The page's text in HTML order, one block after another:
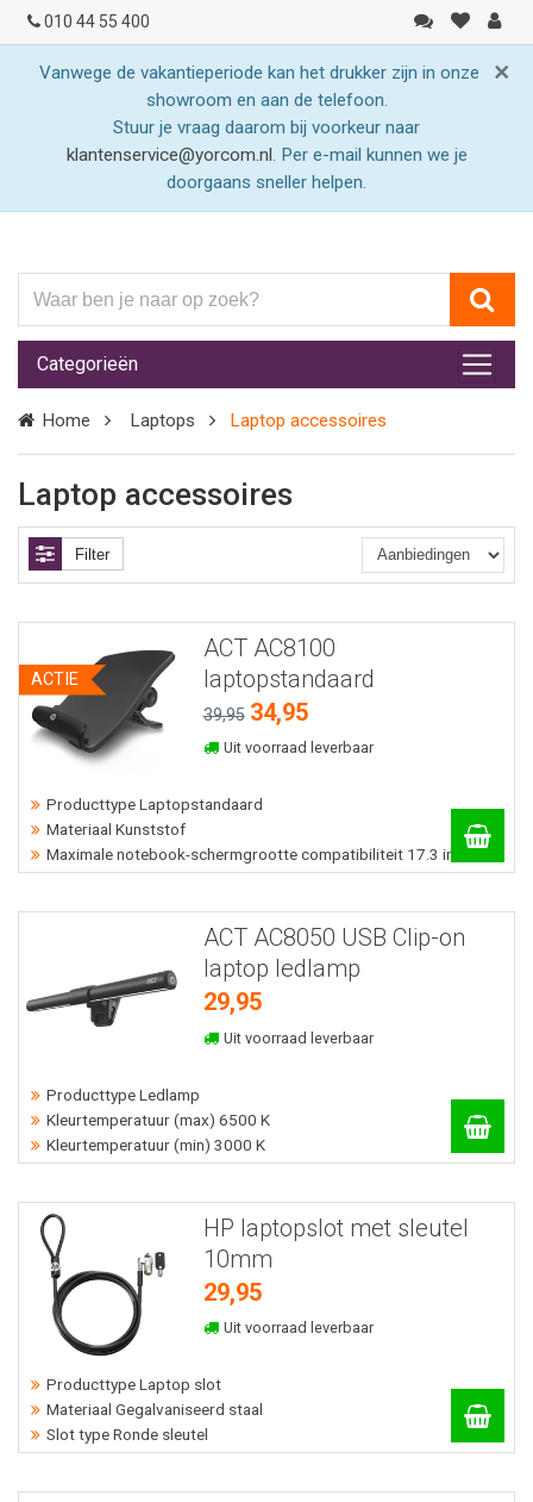
010 44 55 400
×
Vanwege de vakantieperiode kan het drukker zijn in onze
showroom en aan de telefoon.
Stuur je vraag daarom bij voorkeur naar
klantenservice@yorcom.nl. Per e-mail kunnen we je
doorgaans sneller helpen.
ben
je
naar
op
zoek?
Categorieën
Home Laptops Laptop accessoires
Laptop accessoires
Filter
ACT AC8100
laptopstandaard
39,95 34,95
Uit voorraad leverbaar
ACTIE
Producttype Laptopstandaard
Materiaal Kunststof
Maximale notebook-schermgrootte compatibiliteit 17.3 inch cm
ACT AC8050 USB Clip-on
laptop ledlamp
29,95
Uit voorraad leverbaar
Producttype Ledlamp
Kleurtemperatuur (max) 6500 K
Kleurtemperatuur (min) 3000 K
HP laptopslot met sleutel
10mm
29,95
Uit voorraad leverbaar
Producttype Laptop slot
Materiaal Gegalvaniseerd staal
Slot type Ronde sleutel